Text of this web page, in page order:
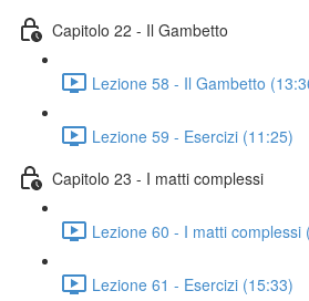
Capitolo 22 - Il Gambetto
Lezione 58 - Il Gambetto
Lezione 59 - Esercizi (11:25)
Capitolo 23 - I matti complessi
Lezione 60 - I matti complessi
Lezione 61 - Esercizi (15:33)